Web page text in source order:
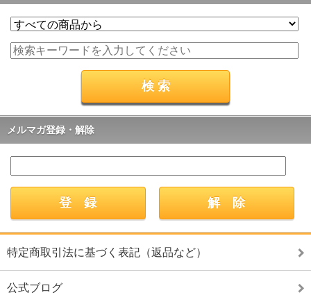
メルマガ登録・解除
特定商取引法に基づく表記（返品など）
公式ブログ